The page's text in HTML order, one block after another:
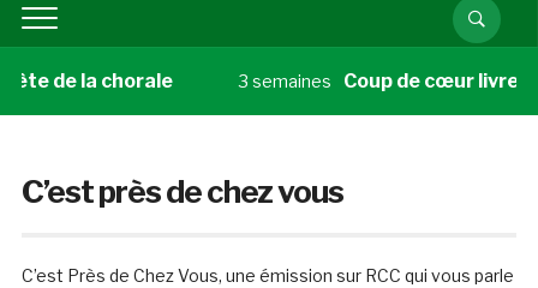
la chorale 3 semaines Coup de cœur livre du
C’est près de chez vous
C’est Près de Chez Vous, une émission sur RCC qui vous parle